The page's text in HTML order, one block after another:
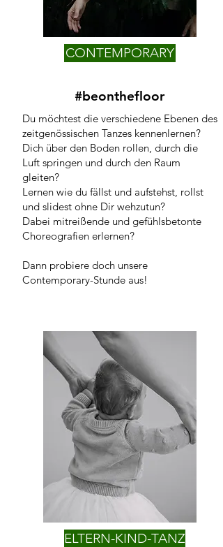
CONTEMPORARY
#beonthefloor
Du möchtest die verschiedene Ebenen des
zeitgenössischen Tanzes kennenlernen?
Dich über den Boden rollen, durch die
Luft springen und durch den Raum
gleiten?
Lernen wie du fällst und aufstehst, rollst
und slidest ohne Dir wehzutun?
Dabei mitreißende und gefühlsbetonte
Choreografien erlernen?
Dann probiere doch unsere
Contemporary-Stunde aus!
ELTERN-KIND-TANZ